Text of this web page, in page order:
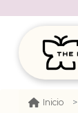
Inicio